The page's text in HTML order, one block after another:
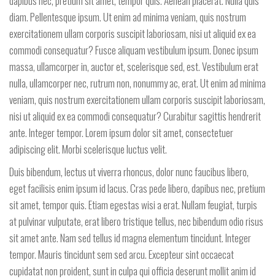
diam. Pellentesque ipsum. Ut enim ad minima veniam, quis nostrum
exercitationem ullam corporis suscipit laboriosam, nisi ut aliquid ex ea
commodi consequatur? Fusce aliquam vestibulum ipsum. Donec ipsum
massa, ullamcorper in, auctor et, scelerisque sed, est. Vestibulum erat
nulla, ullamcorper nec, rutrum non, nonummy ac, erat. Ut enim ad minima
veniam, quis nostrum exercitationem ullam corporis suscipit laboriosam,
nisi ut aliquid ex ea commodi consequatur? Curabitur sagittis hendrerit
ante. Integer tempor. Lorem ipsum dolor sit amet, consectetuer
adipiscing elit. Morbi scelerisque luctus velit.
Duis bibendum, lectus ut viverra rhoncus, dolor nunc faucibus libero,
eget facilisis enim ipsum id lacus. Cras pede libero, dapibus nec, pretium
sit amet, tempor quis. Etiam egestas wisi a erat. Nullam feugiat, turpis
at pulvinar vulputate, erat libero tristique tellus, nec bibendum odio risus
sit amet ante. Nam sed tellus id magna elementum tincidunt. Integer
tempor. Mauris tincidunt sem sed arcu. Excepteur sint occaecat
cupidatat non proident, sunt in culpa qui officia deserunt mollit anim id